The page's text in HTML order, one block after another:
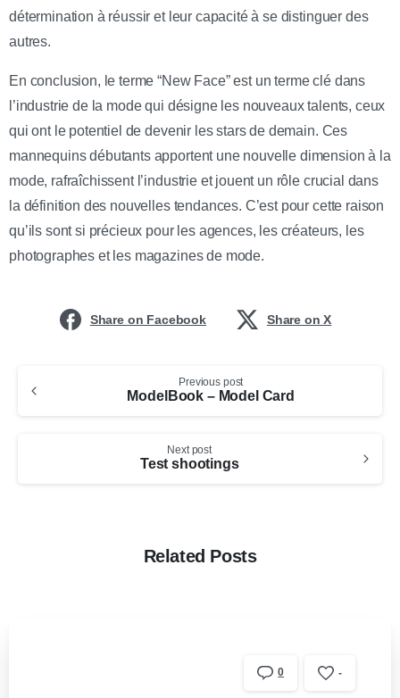
détermination à réussir et leur capacité à se distinguer des
autres.
En conclusion, le terme “New Face” est un terme clé dans
l’industrie de la mode qui désigne les nouveaux talents, ceux
qui ont le potentiel de devenir les stars de demain. Ces
mannequins débutants apportent une nouvelle dimension à la
mode, rafraîchissent l’industrie et jouent un rôle crucial dans
la définition des nouvelles tendances. C’est pour cette raison
qu’ils sont si précieux pour les agences, les créateurs, les
photographes et les magazines de mode.
Share on Facebook Share on X
Previous post
ModelBook – Model Card
Next post
Test shootings
Related Posts
0 -